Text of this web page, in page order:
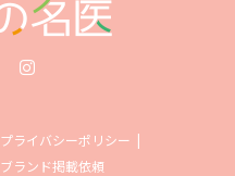
プライバシーポリシー
ブランド掲載依頼